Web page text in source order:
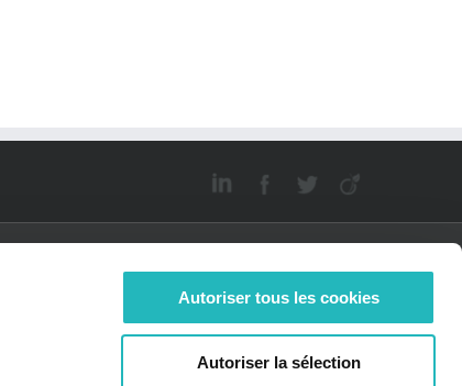
Autoriser tous les cookies
Autoriser la sélection
ACTUALITÉS